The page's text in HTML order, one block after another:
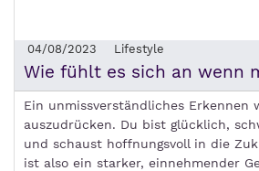
04/08/2023 Lifestyle
Wie fühlt es sich an wenn
Ein unmissverständliches Erkennen
auszudrücken. Du bist glücklich,
und schaust hoffnungsvoll in die
ist also ein starker, einnehmender